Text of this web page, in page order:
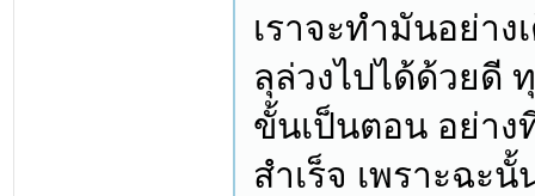
เราจะทำมันอย่า
ลุล่วงไปได้ด้วยดี
ขั้นเป็นตอน อย่า
สำเร็จ เพราะฉะ